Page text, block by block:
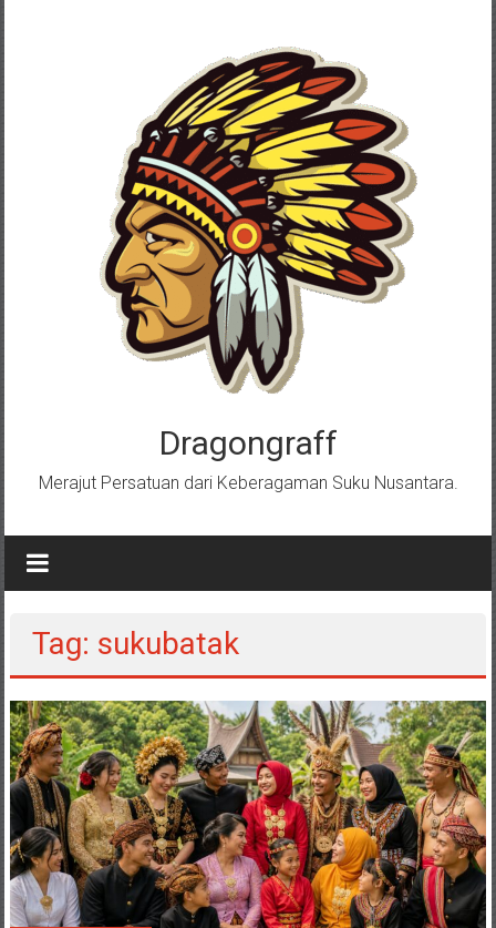
Dragongraff
Merajut Persatuan dari Keberagaman Suku Nusantara.
Tag: sukubatak